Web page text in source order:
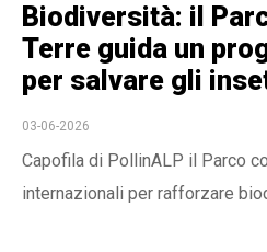
Biodiversità: il
Terre guida un
per salvare gli
03-06-2026
Capofila di PollinALP il Parco
internazionali per rafforzare